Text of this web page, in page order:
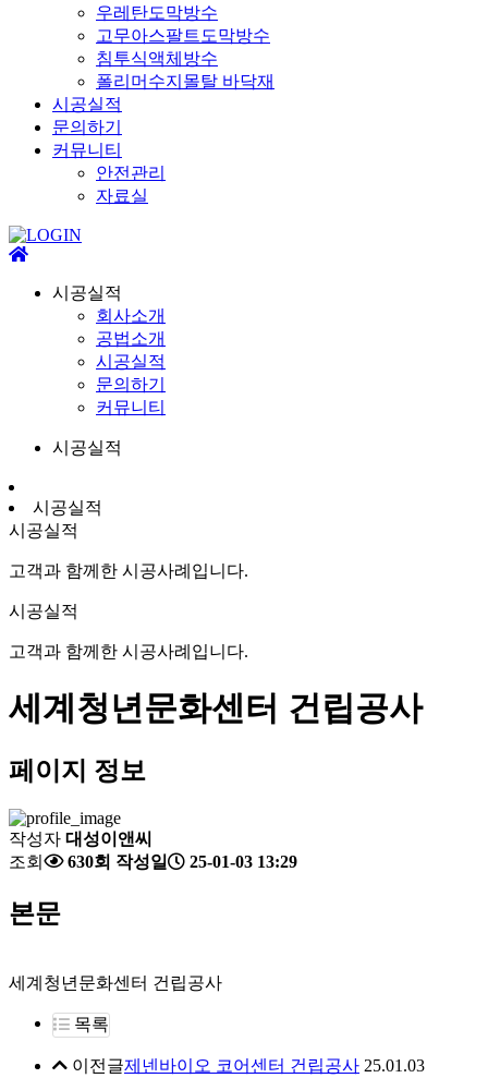
우레탄도막방수
고무아스팔트도막방수
침투식액체방수
폴리머수지몰탈 바닥재
시공실적
문의하기
커뮤니티
안전관리
자료실
시공실적
회사소개
공법소개
시공실적
문의하기
커뮤니티
시공실적
시공실적
시공실적
고객과 함께한 시공사례입니다.
시공실적
고객과 함께한 시공사례입니다.
세계청년문화센터 건립공사
페이지 정보
작성자 대성이앤씨
조회
630회 작성일 25-01-03 13:29
본문
세계청년문화센터 건립공사
목록
이전글제넨바이오 코어센터 건립공사 25.01.03